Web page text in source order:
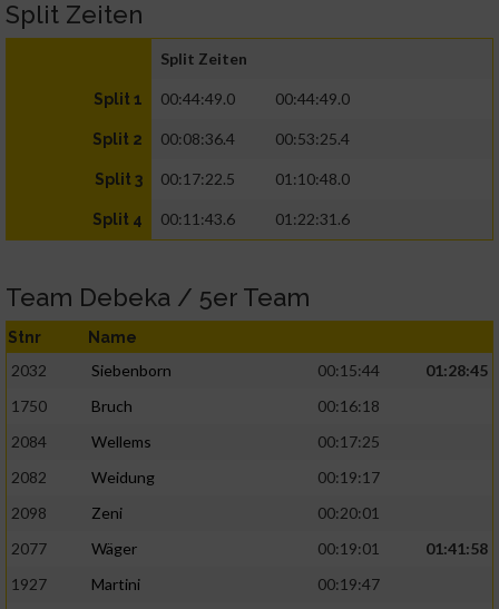
Split Zeiten
Split Zeiten
Split 1 00:44:49.0 00:44:49.0
Split 2 00:08:36.4 00:53:25.4
Split 3 00:17:22.5 01:10:48.0
Split 4 00:11:43.6 01:22:31.6
Team Debeka / 5er Team
Stnr Name
2032 Siebenborn 00:15:44
01:28:45
1750
Bruch
00:16:18
2084
Wellems
00:17:25
2082
Weidung
00:19:17
2098
Zeni
00:20:01
2077
Wäger 00:19:01
01:41:58
1927
Martini
00:19:47